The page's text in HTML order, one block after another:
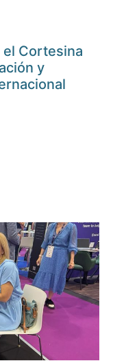
el Cortesina
y